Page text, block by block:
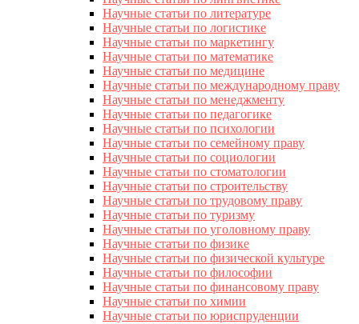
Научные статьи по литературе
Научные статьи по логистике
Научные статьи по маркетингу
Научные статьи по математике
Научные статьи по медицине
Научные статьи по международному праву
Научные статьи по менеджменту
Научные статьи по педагогике
Научные статьи по психологии
Научные статьи по семейному праву
Научные статьи по социологии
Научные статьи по стоматологии
Научные статьи по строительству
Научные статьи по трудовому праву
Научные статьи по туризму
Научные статьи по уголовному праву
Научные статьи по физике
Научные статьи по физической культуре
Научные статьи по философии
Научные статьи по финансовому праву
Научные статьи по химии
Научные статьи по юриспруденции